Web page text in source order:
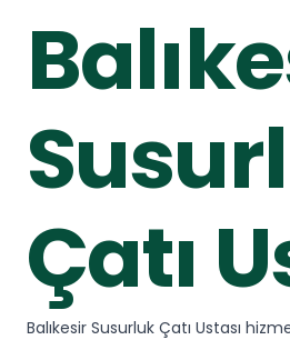
Çatı
Balıkesir Susurluk Çatı Ustası